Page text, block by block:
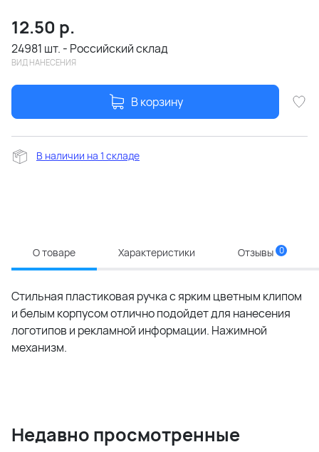
12.50 р.
24981 шт. - Российский склад
ВИД НАНЕСЕНИЯ
В корзину
В наличии на 1 складе
О товаре Характеристики Отзывы 0
Стильная пластиковая ручка с ярким цветным клипом
и белым корпусом отлично подойдет для нанесения
логотипов и рекламной информации. Нажимной
механизм.
Недавно просмотренные